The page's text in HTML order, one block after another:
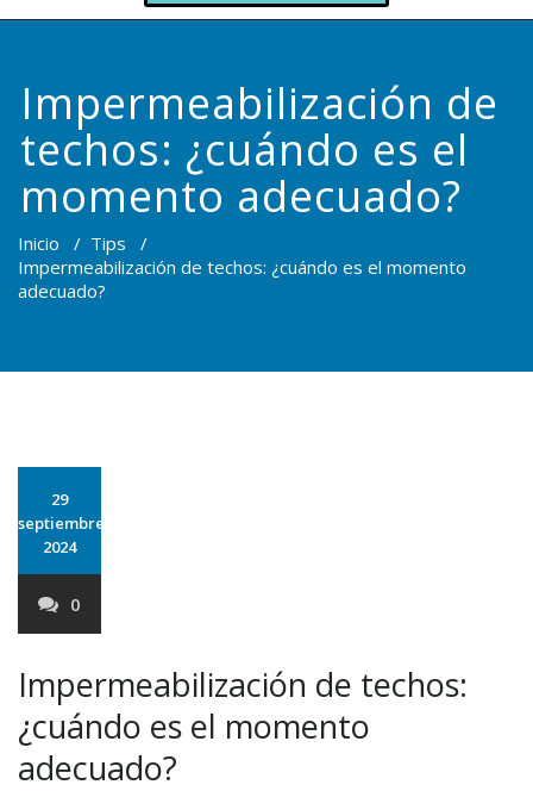
Impermeabilización de
techos: ¿cuándo es el
momento adecuado?
Inicio / Tips /
Impermeabilización de techos: ¿cuándo es el momento
adecuado?
29
septiembre
2024
0
Impermeabilización de techos:
¿cuándo es el momento
adecuado?